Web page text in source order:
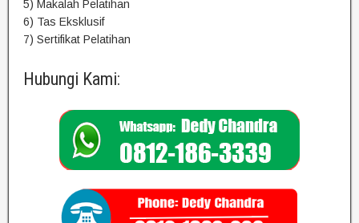
5) Makalah Pelatihan
6) Tas Eksklusif
7) Sertifikat Pelatihan
Hubungi Kami: